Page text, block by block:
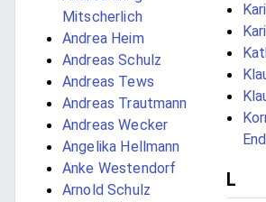
Mitscherlich
Andrea Heim
Andreas Schulz
Andreas Tews
Andreas Trautmann
Andreas Wecker
Angelika Hellmann
Anke Westendorf
Arnold Schulz
L